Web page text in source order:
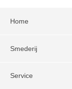
Home
Smederij
Service